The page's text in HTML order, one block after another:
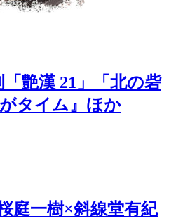
「艶漢 21」「北の砦
タイム』ほか
庭一樹×斜線堂有紀